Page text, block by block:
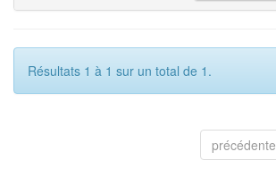
Résultats 1 à 1 sur un total de 1.
précédente